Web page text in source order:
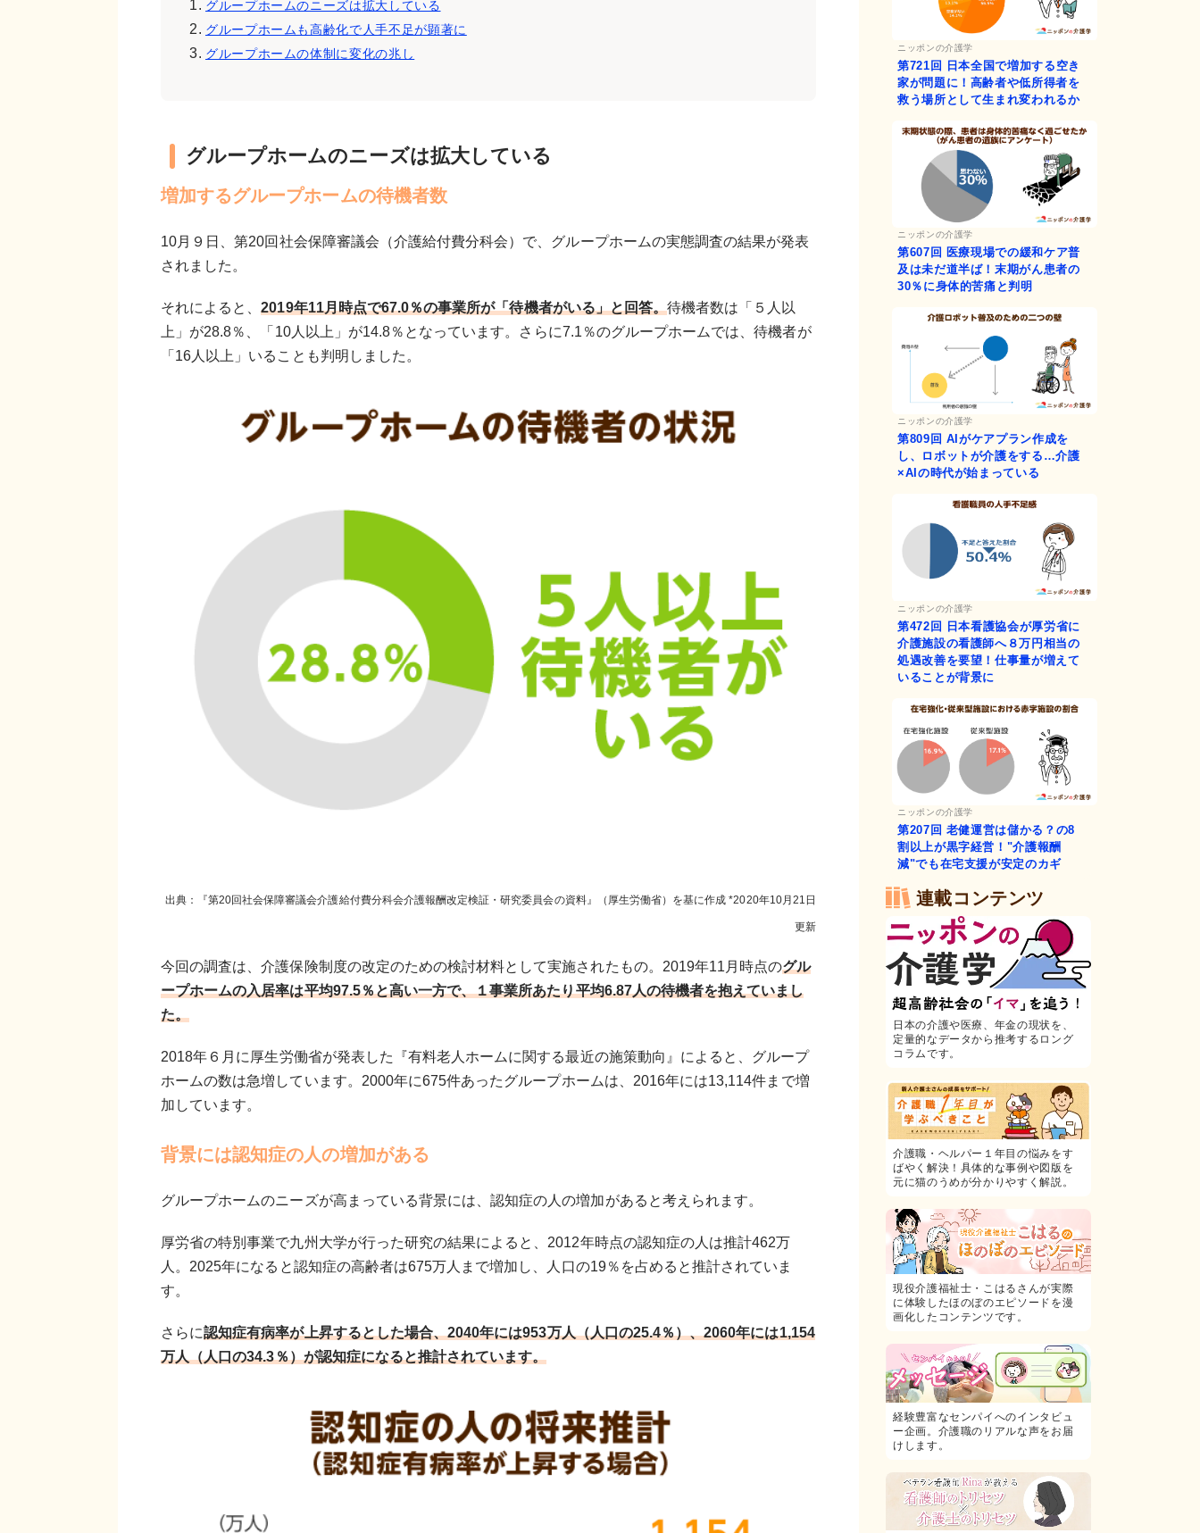
グループホームのニーズは拡大している
グループホームも高齢化で人手不足が顕著に
グループホームの体制に変化の兆し
グループホームのニーズは拡大している
増加するグループホームの待機者数
10月９日、第20回社会保障審議会（介護給付費分科会）で、グループホームの実態調査の結果が発表
されました。
それによると、2019年11月時点で67.0％の事業所が「待機者がいる」と回答。待機者数は「５人以
上」が28.8％、「10人以上」が14.8％となっています。さらに7.1％のグループホームでは、待機者が
「16人以上」いることも判明しました。
出典：『第20回社会保障審議会介護給付費分科会介護報酬改定検証・研究委員会の資料』（厚生労働省）を基に作成 2020年10月21日
更新
今回の調査は、介護保険制度の改定のための検討材料として実施されたもの。2019年11月時点のグル
ープホームの入居率は平均97.5％と高い一方で、１事業所あたり平均6.87人の待機者を抱えていまし
た。
2018年６月に厚生労働省が発表した『有料老人ホームに関する最近の施策動向』によると、グループ
ホームの数は急増しています。2000年に675件あったグループホームは、2016年には13,114件まで増
加しています。
背景には認知症の人の増加がある
グループホームのニーズが高まっている背景には、認知症の人の増加があると考えられます。
厚労省の特別事業で九州大学が行った研究の結果によると、2012年時点の認知症の人は推計462万
人。2025年になると認知症の高齢者は675万人まで増加し、人口の19％を占めると推計されていま
す。
さらに認知症有病率が上昇するとした場合、2040年には953万人（人口の25.4％）、2060年には1,154
万人（人口の34.3％）が認知症になると推計されています。
ニッポンの介護学
第721回 日本全国で増加する空き
家が問題に！高齢者や低所得者を
救う場所として生まれ変われるか
ニッポンの介護学
第607回 医療現場での緩和ケア普
及は未だ道半ば！末期がん患者の
30％に身体的苦痛と判明
ニッポンの介護学
第809回 AIがケアプラン作成を
し、ロボットが介護をする…介護
×AIの時代が始まっている
ニッポンの介護学
第472回
日本看護協会が厚労省に
介護施設の看護師へ８万円相当の
処遇改善を要望！仕事量が増えて
いることが背景に
ニッポンの介護学
第207回 老健運営は儲かる？の8
割以上が黒字経営！"介護報酬
減"でも在宅支援が安定のカギ
連載コンテンツ
日本の介護や医療、年金の現状を、
定量的なデータから推考するロング
コラムです。
介護職・ヘルパー１年目の悩みをす
ばやく解決！具体的な事例や図版を
元に猫のうめが分かりやすく解説。
現役介護福祉士・こはるさんが実際
に体験したほのぼのエピソードを漫
画化したコンテンツです。
経験豊富なセンパイへのインタビュ
ー企画。介護職のリアルな声をお届
けします。